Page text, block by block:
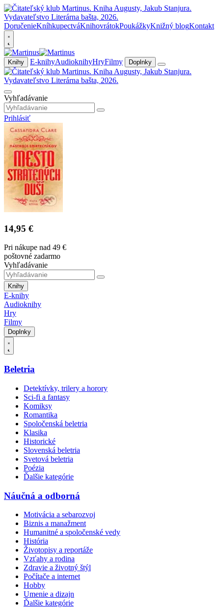
DoručenieKníhkupectváKnihovrátokPoukážkyKnižný blogKontakt
Knihy E-knihyAudioknihyHryFilmy Doplnky
Vyhľadávanie
Prihlásiť
14,95 €
Pri nákupe nad 49 €
poštovné zadarmo
Vyhľadávanie
Knihy
E-knihy
Audioknihy
Hry
Filmy
Doplnky
Beletria
Detektívky, trilery a horory
Sci-fi a fantasy
Komiksy
Romantika
Spoločenská beletria
Klasika
Historické
Slovenská beletria
Svetová beletria
Poézia
Ďalšie kategórie
Náučná a odborná
Motivácia a sebarozvoj
Biznis a manažment
Humanitné a spoločenské vedy
História
Životopisy a reportáže
Vzťahy a rodina
Zdravie a životný štýl
Počítače a internet
Hobby
Umenie a dizajn
Ďalšie kategórie